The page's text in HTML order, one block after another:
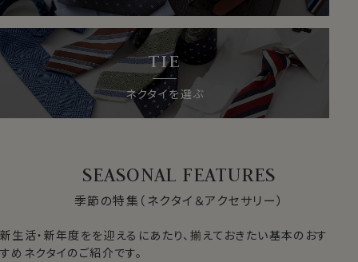
TIE
ネクタイを選ぶ
SEASONAL FEATURES
季節の特集（ネクタイ＆アクセサリー）
新生活・新年度をを迎えるにあたり、揃えておきたい基本のおす
すめネクタイのご紹介です。